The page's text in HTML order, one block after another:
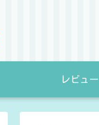
レビュー